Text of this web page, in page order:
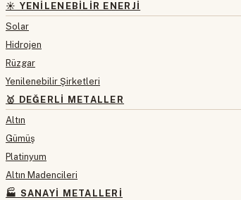
☀️ YENILENEBILIR ENERJI
Solar
Hidrojen
Rüzgar
Yenilenebilir Şirketleri
🥇 DEĞERLI METALLER
Altın
Gümüş
Platinyum
Altın Madencileri
🏭 SANAYI METALLERI